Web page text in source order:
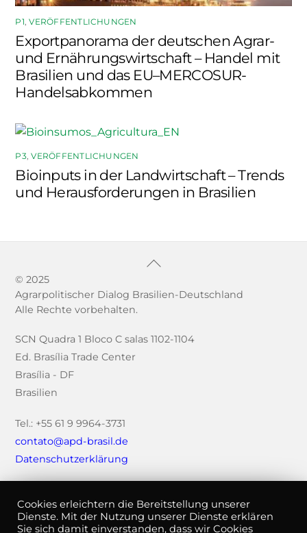
P1 ,VERÖFFENTLICHUNGEN
Exportpanorama der deutschen Agrar-
und Ernährungswirtschaft – Handel mit
Brasilien und das EU–MERCOSUR-
Handelsabkommen
P3,VERÖFFENTLICHUNGEN
Bioinputs in der Landwirtschaft – Trends
und Herausforderungen in Brasilien
Back
Top
© 2025
Agrarpolitischer Dialog Brasilien-Deutschland
Alle Rechte vorbehalten.
SCN Quadra 1 Bloco C salas 1102-1104
Ed. Brasília Trade Center
Brasília - DF
Brasilien
Tel.: +55 61 9 9964-3731
contato@apd-brasil.de
Datenschutzerklärung
Cookies erleichtern die Bereitstellung unserer
Dienste. Mit der Nutzung unserer Dienste erklären
Sie sich damit einverstanden, dass wir Cookies